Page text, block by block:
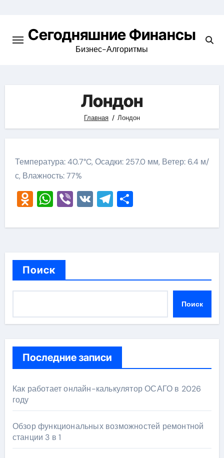
содержимомуСегодняшние Финансы
Бизнес-Алгоритмы
Лондон
Главная Лондон
Температура: 40.7°C, Осадки: 257.0 мм, Ветер: 6.4 м/
с, Влажность: 77%
Odnoklassniki
WhatsApp
Viber
VKTelegram
Отправить
Поиск
Поиск
Последние записи
Как работает онлайн-калькулятор ОСАГО в 2026
году
Обзор функциональных возможностей ремонтной
станции 3 в 1